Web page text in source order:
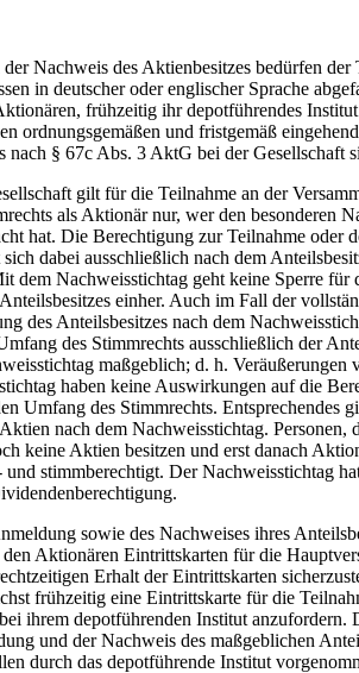
Nachweis des Aktienbesitzes bedürfen der
in deutscher oder englischer Sprache
frühzeitig ihr depotführendes
ordnungsgemäßen und fristgemäß
nach § 67c Abs. 3 AktG bei der Gesellschaft
gilt für die Teilnahme an der
als Aktionär nur, wer den besonderen
hat. Die Berechtigung zur Teilnahme oder
sich dabei ausschließlich nach dem
dem Nachweisstichtag geht keine Sperre für
einher. Auch im Fall der
des Anteilsbesitzes nach dem
des Stimmrechts ausschließlich der
maßgeblich; d. h. Veräußerungen
haben keine Auswirkungen auf die
Umfang des Stimmrechts. Entsprechendes
nach dem Nachweisstichtag. Personen,
keine Aktien besitzen und erst danach
und stimmberechtigt. Der Nachweisstichtag
sowie des Nachweises ihres
Aktionären Eintrittskarten für die
Erhalt der Eintrittskarten
frühzeitig eine Eintrittskarte für die
ihrem depotführenden Institut anzufordern.
und der Nachweis des maßgeblichen
durch das depotführende Institut